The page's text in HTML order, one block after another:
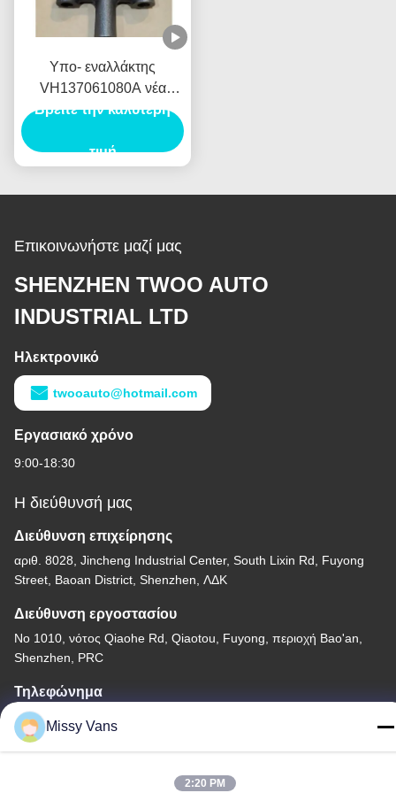
Υπο- εναλλάκτης
VH137061080A νέα
Ολλανδία E385 E215
Assy ζυγωμάτων για
Βρείτε την καλύτερη
τιμή
Επικοινωνήστε μαζί μας
SHENZHEN TWOO AUTO
INDUSTRIAL LTD
Ηλεκτρονικό
twooauto@hotmail.com
Εργασιακό χρόνο
9:00-18:30
Η διεύθυνσή μας
Διεύθυνση επιχείρησης
αριθ. 8028, Jincheng Industrial Center, South Lixin Rd, Fuyong
Street, Baoan District, Shenzhen, ΛΔΚ
Διεύθυνση εργοστασίου
Νο 1010, νότος Qiaohe Rd, Qiaotou, Fuyong, περιοχή Bao'an,
Shenzhen, PRC
Τηλεφώνημα
+86-185-7643-6547
Missy Vans
2:20 PM